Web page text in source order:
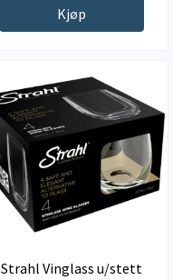
Kjøp
Strahl Vinglass u/stett